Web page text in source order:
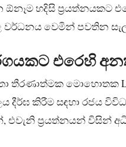
ඕනෑම හදිසි ප්‍රයත්නයකට
වෙමින් පවතින
එරෙහි
තීරණාත්මක මොහොතක
කිරීම සඳහා රජය
ප්‍රයත්නයන් විසින්